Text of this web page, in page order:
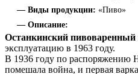
— Виды продукции: «Пиво»
— Описание:
Останкинский пивоваренный
эксплуатацию в 1963 году.
В 1936 году по распоряжению
помешала война, и первая